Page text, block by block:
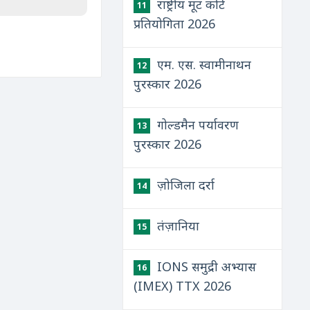
11
राष्ट्रीय मूट कोर्ट
प्रतियोगिता 2026
12
एम. एस. स्वामीनाथन
पुरस्कार 2026
13
गोल्डमैन पर्यावरण
पुरस्कार 2026
14 ज़ोजिला दर्रा
15 तंज़ानिया
16
IONS समुद्री अभ्यास
(IMEX) TTX 2026